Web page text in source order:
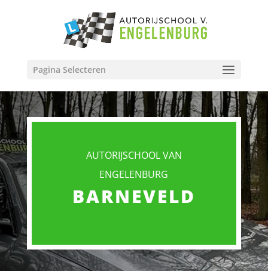
Pagina Selecteren
AUTORIJSCHOOL VAN
ENGELENBURG
BARNEVELD